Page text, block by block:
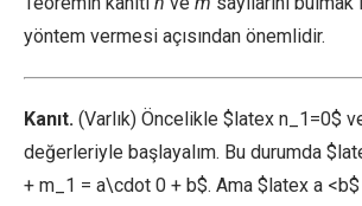
yöntem vermesi açısından önemlidir.
Kanıt. (Varlık) Öncelikle $latex n_1=0$
değerleriyle başlayalım. Bu durumda
+ m_1 = a\cdot 0 + b$. Ama $latex a